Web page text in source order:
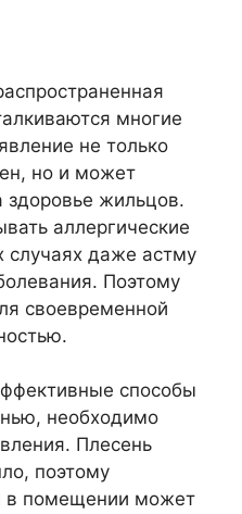
многие
не только
но и может
здоровье жильцов.
аллергические
случаях даже астму
Поэтому
своевременной
способы
необходимо
Плесень
поэтому
в помещении может